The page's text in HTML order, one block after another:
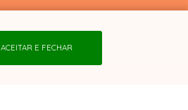
ACEITAR E FECHAR